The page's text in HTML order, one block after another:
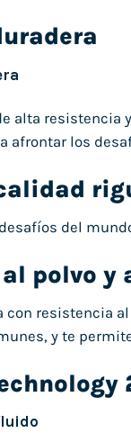
alta resistencia
afrontar los
del
polvo y
con resistencia
y te